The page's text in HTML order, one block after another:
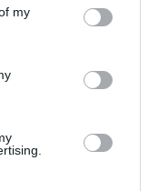
You may click to
third-party tags to
in below Google
my
τηλεσκοπικός
κωνrtc45